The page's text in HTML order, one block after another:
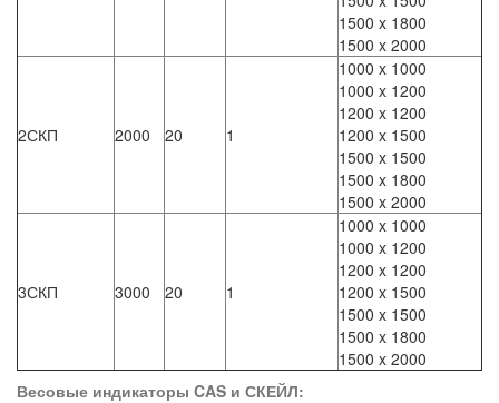
1500 x 1800
1500 x 2000
2СКП 2000 20 1
1000 x 1000
1000 x 1200
1200 x 1200
1200 x 1500
1500 x 1500
1500 x 1800
1500 x 2000
3СКП 3000 20 1
1000 x 1000
1000 x 1200
1200 x 1200
1200 x 1500
1500 x 1500
1500 x 1800
1500 x 2000
Весовые индикаторы CAS и СКЕЙЛ: